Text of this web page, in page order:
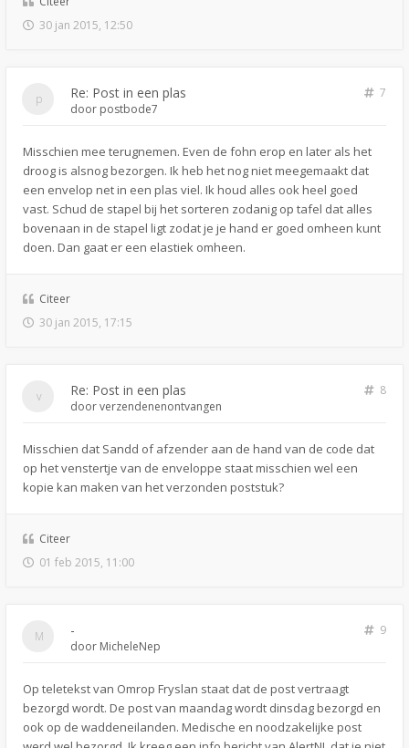
30 jan 2015, 12:50
Re: Post in een plas
7
door postbode7
Misschien mee terugnemen. Even de fohn erop en later als het
droog is alsnog bezorgen. Ik heb het nog niet meegemaakt dat
een envelop net in een plas viel. Ik houd alles ook heel goed
vast. Schud de stapel bij het sorteren zodanig op tafel dat alles
bovenaan in de stapel ligt zodat je je hand er goed omheen kunt
doen. Dan gaat er een elastiek omheen.
Citeer
30 jan 2015, 17:15
Re: Post in een plas
8
doorverzendenenontvangen
Misschien dat Sandd of afzender aan de hand van de code dat
op het venstertje van de enveloppe staat misschien wel een
kopie kan maken van het verzonden poststuk?
Citeer
01 feb 2015, 11:00
-
9
door MicheleNep
Op teletekst van Omrop Fryslan staat dat de post vertraagt
bezorgd wordt. De post van maandag wordt dinsdag bezorgd en
ook op de waddeneilanden. Medische en noodzakelijke post